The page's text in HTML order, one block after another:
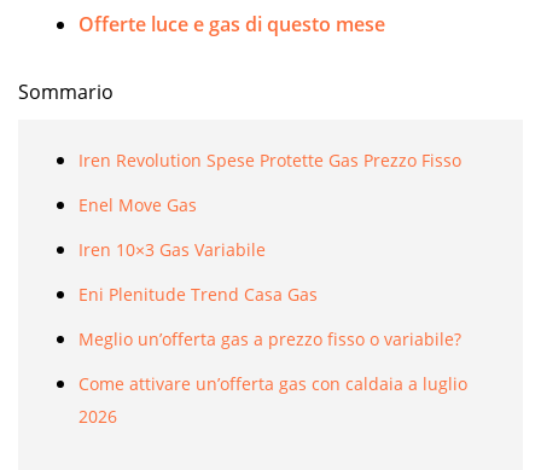
Offerte luce e gas di questo mese
Sommario
Iren Revolution Spese Protette Gas Prezzo Fisso
Enel Move Gas
Iren 10×3 Gas Variabile
Eni Plenitude Trend Casa Gas
Meglio un’offerta gas a prezzo fisso o variabile?
Come attivare un’offerta gas con caldaia a luglio
2026